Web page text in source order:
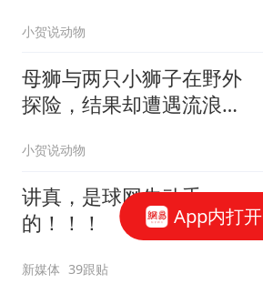
小贺说动物
母狮与两只小狮子在野外
探险，结果却遭遇流浪雄
小贺说动物
讲真，是球网先动手
的！！！
新媒体 39跟贴
App内打开